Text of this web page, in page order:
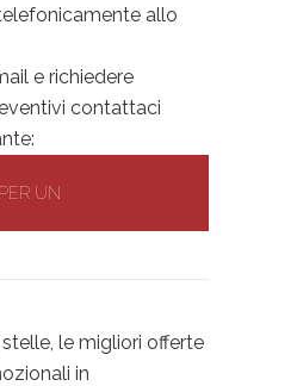
allo
e richiedere
contattaci
UN
le migliori offerte
in